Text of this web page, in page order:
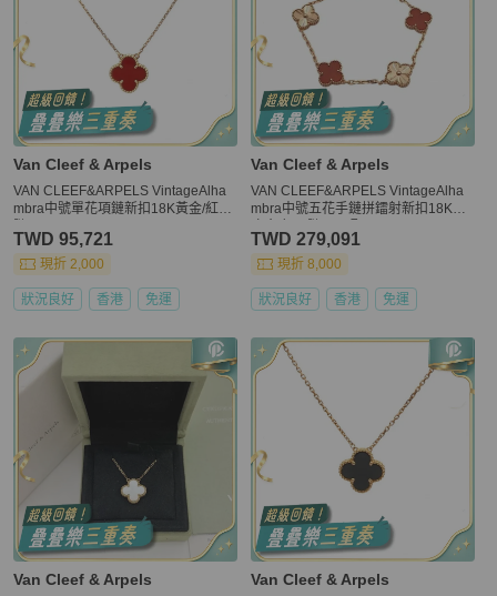
Van Cleef & Arpels
VAN CLEEF&ARPELS VintageAlha
mbra中號單花項鏈新扣18K黃金/紅玉
TWD 95,721
現折 2,000
狀況良好 香港 免運
Van Cleef & Arpels
VAN CLEEF&ARPELS VintageAlha
mbra中號五花手鏈拼鐳射新扣18K玫
TWD 279,091
現折 8,000
狀況良好 香港 免運
Van Cleef & Arpels Van Cleef & Arpels